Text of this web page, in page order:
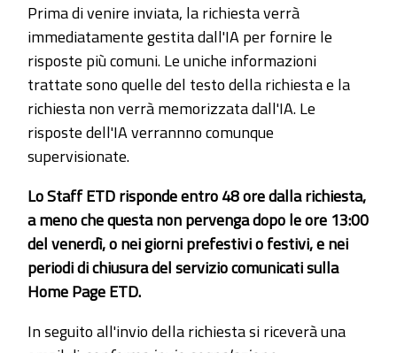
Prima di venire inviata, la richiesta verrà
immediatamente gestita dall'IA per fornire le
risposte più comuni. Le uniche informazioni
trattate sono quelle del testo della richiesta e la
richiesta non verrà memorizzata dall'IA. Le
risposte dell'IA verrannno comunque
supervisionate.
Lo Staff ETD risponde entro 48 ore dalla richiesta,
a meno che questa non pervenga dopo le ore 13:00
del venerdì, o nei giorni prefestivi o festivi, e nei
periodi di chiusura del servizio comunicati sulla
Home Page ETD.
In seguito all'invio della richiesta si riceverà una